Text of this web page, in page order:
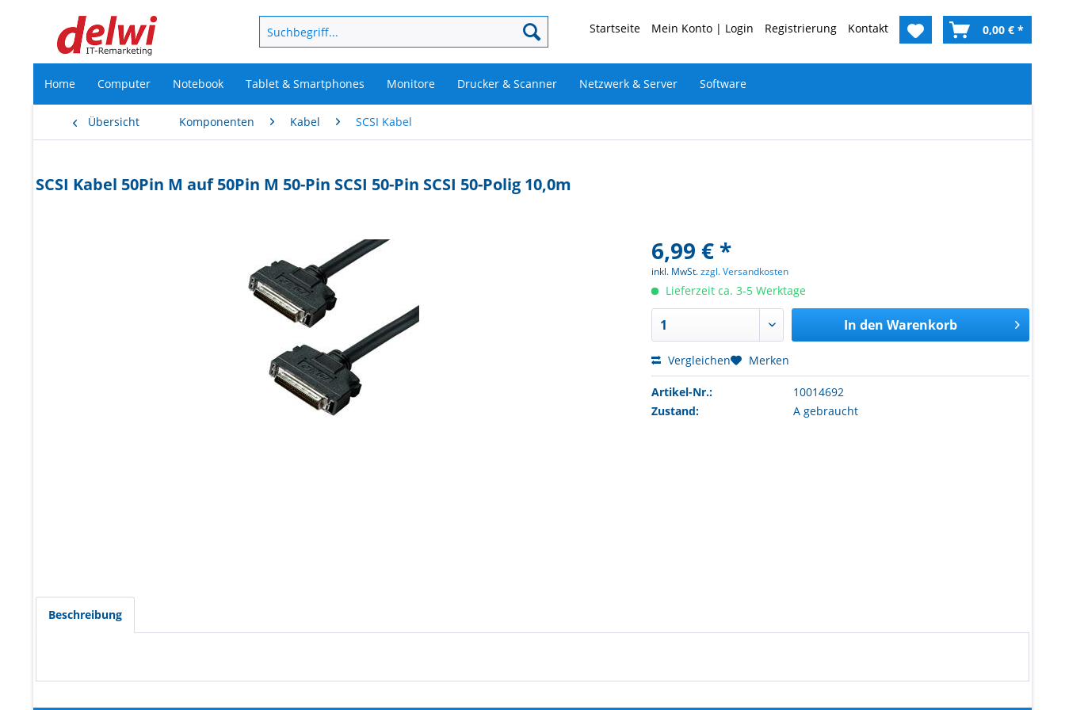
Startseite Mein Konto | Login Registrierung Kontakt 0,00 € *
Home Computer Notebook Tablet & Smartphones Monitore Drucker & Scanner Netzwerk & Server Software
Übersicht Komponenten Kabel SCSI Kabel
SCSI Kabel 50Pin M auf 50Pin M 50-Pin SCSI 50-Pin SCSI 50-Polig 10,0m
6,99 € *
inkl. MwSt.zzgl. Versandkosten
Lieferzeit ca. 3-5 Werktage
In den Warenkorb
Vergleichen Merken
Artikel-Nr.:
10014692
Zustand:
A gebraucht
Beschreibung